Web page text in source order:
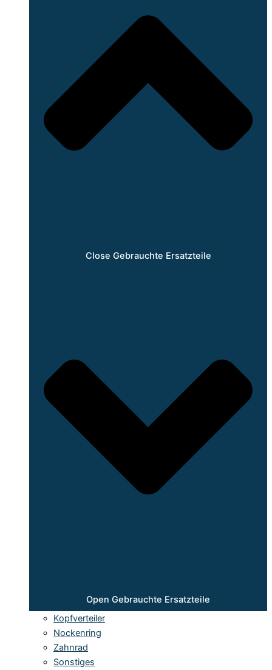
Close Gebrauchte Ersatzteile
Open Gebrauchte Ersatzteile
Kopfverteiler
Nockenring
Zahnrad
Sonstiges